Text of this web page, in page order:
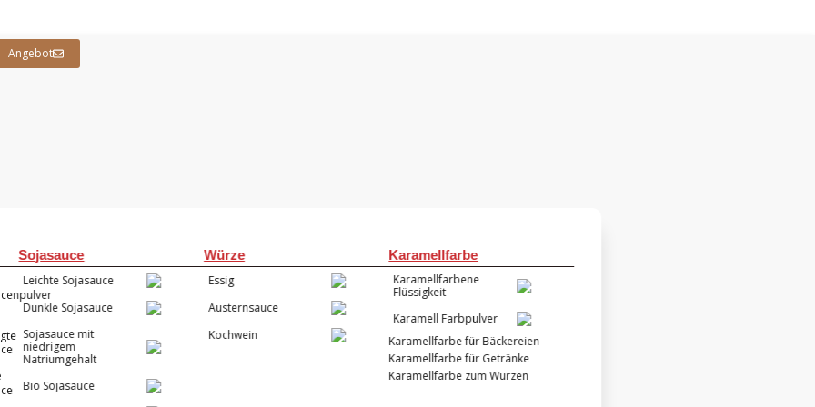
Sojasauce
Leichte Sojasauce
Dunkle Sojasauce
Sojasauce mit
niedrigem
Natriumgehalt
Bio Sojasauce
Würze
Essig
Austernsauce
Kochwein
Karamellfarbe
Karamellfarbene
Flüssigkeit
Karamell Farbpulver
Karamellfarbe für Bäckereien
Karamellfarbe für Getränke
Karamellfarbe zum Würzen
Angebot